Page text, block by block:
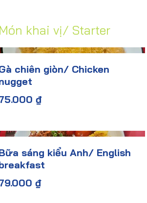
Món khai vị/ Starter
chiên giòn/ Chicken
₫
sáng kiểu Anh/ English
₫